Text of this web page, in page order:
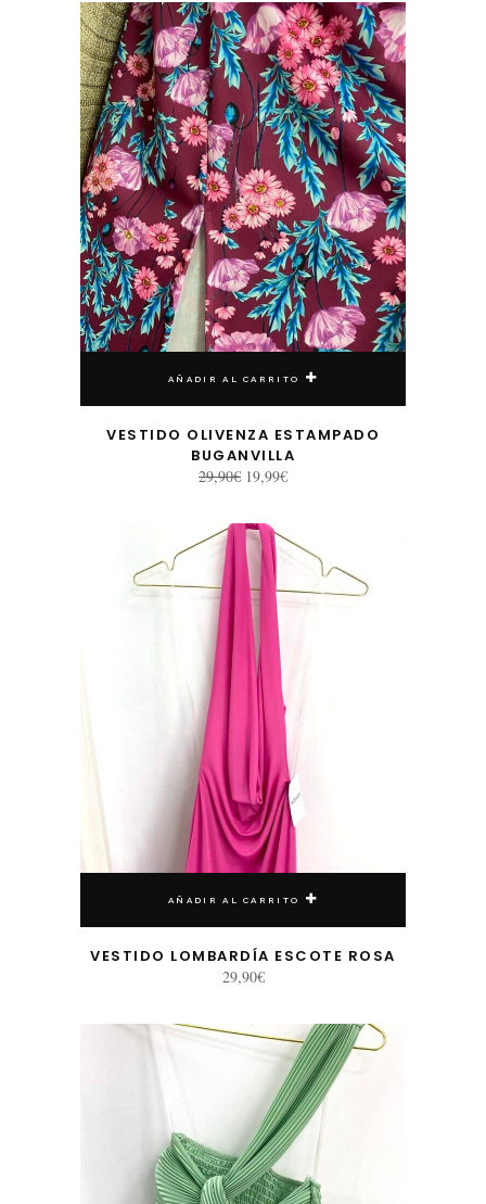
AÑADIR AL CARRITO
VESTIDO OLIVENZA ESTAMPADO
BUGANVILLA
29,90€ El
precio
era:
29,90€.
19,99€El
19,99€.
AÑADIR AL CARRITO
VESTIDO LOMBARDÍA ESCOTE ROSA
29,90€